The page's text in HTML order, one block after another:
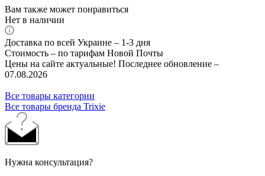
Вам также может понравиться
Нет в наличии
Доставка по всей Украине – 1-3 дня
Стоимость – по тарифам Новой Почты
Цены на сайте актуальные! Последнее обновление –
07.08.2026
Все товары категории
Все товары бренда Trixie
Нужна консультация?